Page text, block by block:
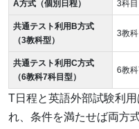
A方式（個別日程） 3科目
共通テスト利用B方式
（3教科型）
3教科
共通テスト利用C方式
（6教科7科目型）
6教
T日程と英語外部試験利
れ、条件を満たせば両方